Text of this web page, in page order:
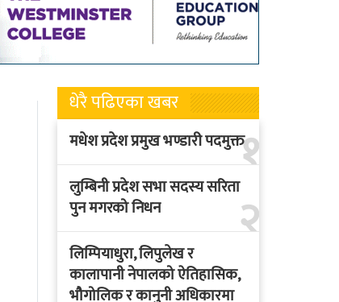
धेरै पढिएका खबर
१
मधेश प्रदेश प्रमुख भण्डारी पदमुक्त
२
लुम्बिनी प्रदेश सभा सदस्य सरिता
पुन मगरको निधन
लिम्पियाधुरा, लिपुलेख र
कालापानी नेपालको ऐतिहासिक,
भौगोलिक र कानुनी अधिकारमा